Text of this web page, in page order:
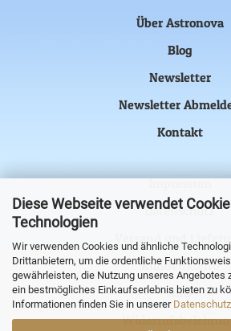
Diese Webseite verwendet
Technologien
Wir verwenden Cookies und ähnliche
Drittanbietern, um die ordentliche
gewährleisten, die Nutzung unseres Angebotes
ein bestmögliches Einkaufserlebnis bieten zu
Informationen finden Sie in unserer
Über Astronova
Blog
Newsletter
Newsletter
Kontakt
Impressum
Datenschutz
Versand und
Kundenkonto
AGB